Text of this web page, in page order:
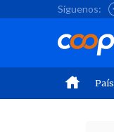
Síguenos:
País